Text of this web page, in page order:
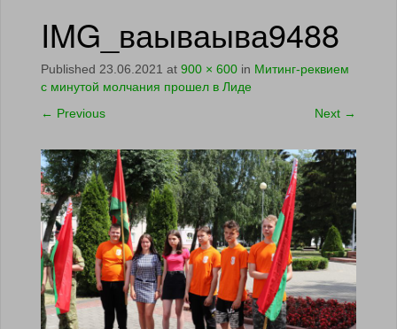
IMG_ваываыва9488
Published 23.06.2021 at 900 × 600 in Митинг-реквием
с минутой молчания прошел в Лиде
← Previous Next →